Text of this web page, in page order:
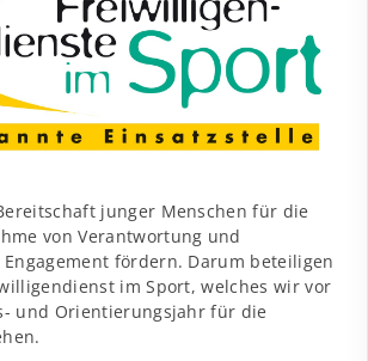
junger Menschen für die
von Verantwortung und
fördern. Darum beteiligen
im Sport, welches wir vor
und Orientierungsjahr für die